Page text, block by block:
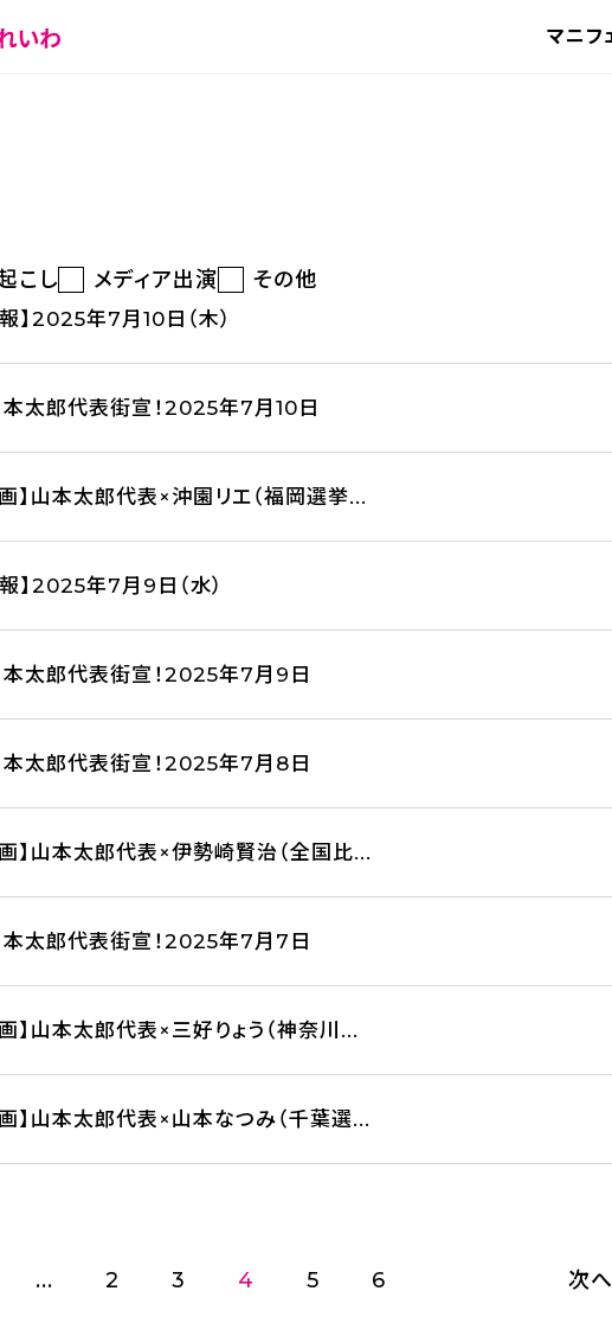
マニフ
こし メディア出演 その他
】2025年7月10日（木）
太郎代表街宣！2025年7月10日
】山本太郎代表×沖園リエ（福岡選挙...
】2025年7月9日（水）
太郎代表街宣！2025年7月9日
太郎代表街宣！2025年7月8日
】山本太郎代表×伊勢崎賢治（全国比...
太郎代表街宣！2025年7月7日
】山本太郎代表×三好りょう（神奈川...
】山本太郎代表×山本なつみ（千葉選...
... 2 3 4 5 6 次へ